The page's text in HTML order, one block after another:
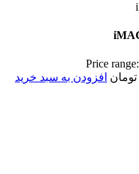
Price range:
افزودن به سبد خرید